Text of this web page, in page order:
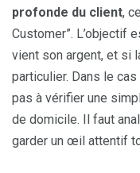
profonde du client,
Customer”. L’objectif
vient son argent, et si
particulier. Dans le
pas à vérifier une
de domicile. Il faut
garder un œil attentif